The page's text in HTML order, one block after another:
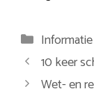
Categorieën
Informatie
10 keer
Wet- en